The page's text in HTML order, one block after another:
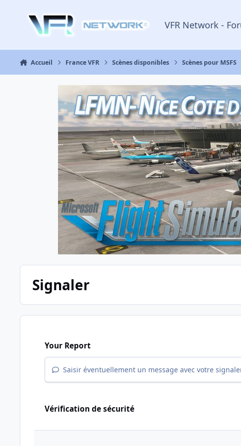
VFR Network -
Accueil France VFR Scènes disponibles Scènes pour MSFS
Signaler
Your Report
Saisir éventuellement un message avec votre
Vérification de sécurité